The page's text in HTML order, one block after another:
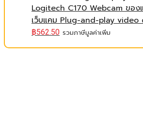
Logitech C170 Webcam ของ
เว็บแคม Plug-and-play video
฿562.50 รวมภาษีมูลค่าเพิ่ม